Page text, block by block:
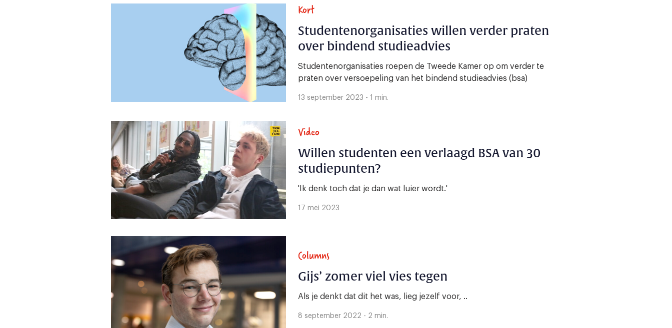
Kort
Studentenorganisaties willen verder praten
over bindend studieadvies
Studentenorganisaties roepen de Tweede Kamer op om verder te
praten over versoepeling van het bindend studieadvies (bsa)
13 september 2023 - 1 min.
Video
Willen studenten een verlaagd BSA van 30
studiepunten?
'Ik denk toch dat je dan wat luier wordt.'
17 mei 2023
Columns
Gijs’ zomer viel vies tegen
Als je denkt dat dit het was, lieg jezelf voor, ..
8 september 2022 - 2 min.